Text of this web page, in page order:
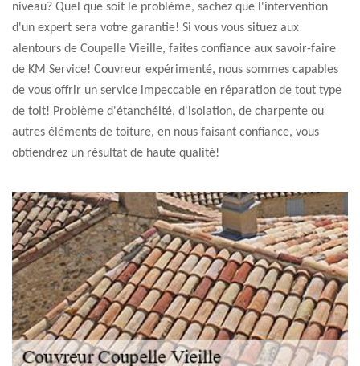
niveau? Quel que soit le problème, sachez que l'intervention
d'un expert sera votre garantie! Si vous vous situez aux
alentours de Coupelle Vieille, faites confiance aux savoir-faire
de KM Service! Couvreur expérimenté, nous sommes capables
de vous offrir un service impeccable en réparation de tout type
de toit! Problème d'étanchéité, d'isolation, de charpente ou
autres éléments de toiture, en nous faisant confiance, vous
obtiendrez un résultat de haute qualité!